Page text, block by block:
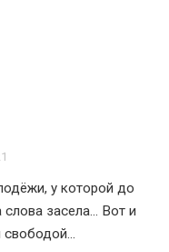
у которой до
засела… Вот и